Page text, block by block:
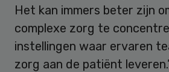
Het kan immers beter zijn
complexe zorg te
instellingen waar ervaren
zorg aan de patiënt